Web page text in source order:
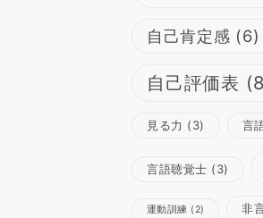
自己肯定感 (6)
自己評価表
見る力 (3) 言
言語聴覚士 (3)
運動訓練 (2) 非